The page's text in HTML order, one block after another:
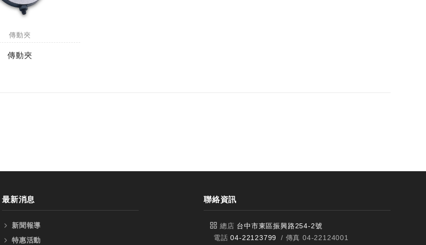
傳動夾
傳動夾
最新消息
新聞報導
特惠活動
聯絡資訊
總店 台中市東區振興路254-2號
電話04-22123799
/ 傳真 04-22124001